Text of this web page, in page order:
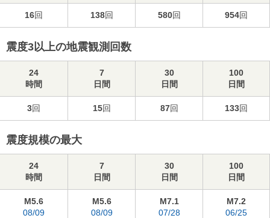
16回 138回 580回 954回
震度3以上の地震観測回数
24
時間
7
日間
30
日間
100
日間
3回 15回 87回 133回
震度規模の最大
24
時間
7
日間
30
日間
100
日間
M5.6
08/09
M5.6
08/09
M7.1
07/28
M7.2
06/25